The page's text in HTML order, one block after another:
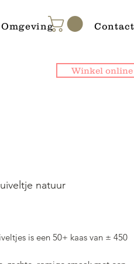
Omgeving Contact
natuur
is een 50+ kaas van ± 450
Winkel online